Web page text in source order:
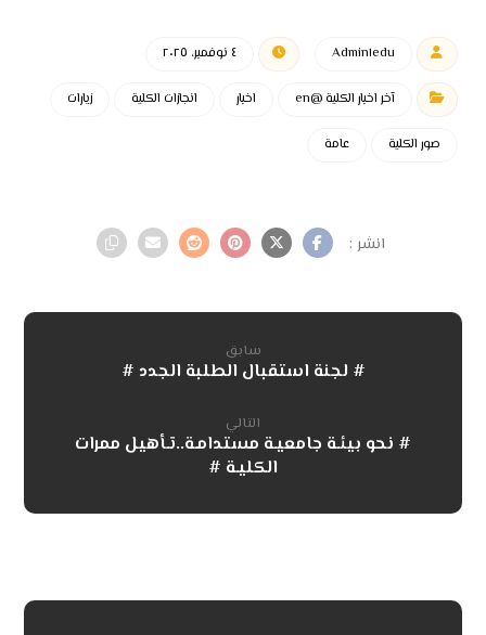
Admin١edu ٤ نوفمبر، ٢٠٢٥
آخر اخبار الكلية @en اخبار انجازات الكلية زيارات
صور الكلية عامة
سابق
# لجنة استقبال الطلبة الجدد #
التالي
# نحو بيئـة جامعيـة مستدامـة..تـأهيل ممرات
الكليـة #